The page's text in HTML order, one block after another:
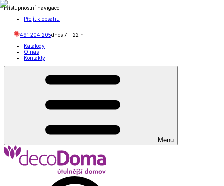
Přístupnostní navigace
Přejít k obsahu
491 204 205dnes 7 - 22 h
Katalogy
O nás
Kontakty
Menu